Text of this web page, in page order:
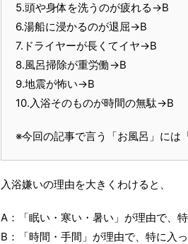
5.頭や身体を洗うのが疲れる→B
6.湯船に浸かるのが退屈→B
7.ドライヤーが長くてイヤ→B
8.風呂掃除が重労働→B
9.地震が怖い→B
10.入浴そのものが時間の無駄→B
※今回の記事で言う「お風呂」には
入浴嫌いの理由を大きくわけると、
A：「眠い・寒い・暑い」が理由で、
B：「時間・手間」が理由で、特に入